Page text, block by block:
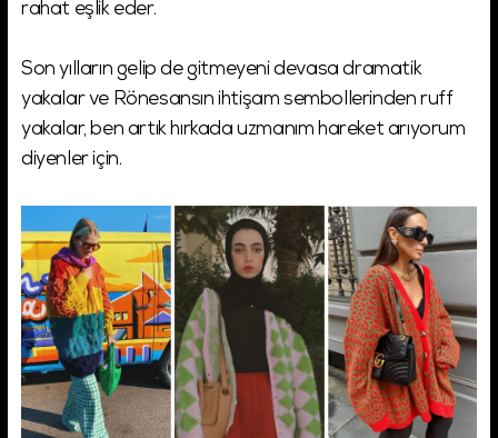
rahat eşlik eder.
Son yılların gelip de gitmeyeni devasa dramatik
yakalar ve Rönesansın ihtişam sembollerinden ruff
yakalar, ben artık hırkada uzmanım hareket arıyorum
diyenler için.